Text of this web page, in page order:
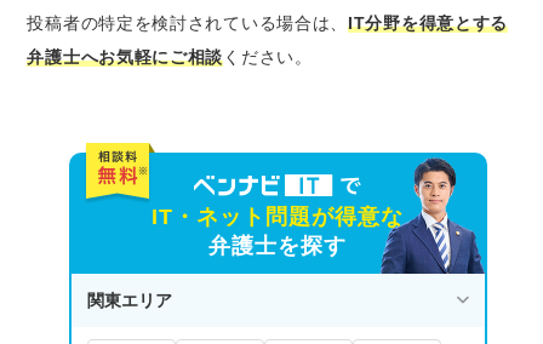
投稿者の特定を検討されている場合は、IT分野を得意とする
弁護士へお気軽にご相談ください。
IT・ネット問題が得意な
弁護士を探す
関東エリア